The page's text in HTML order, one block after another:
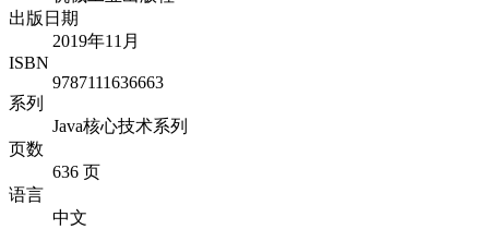
出版日期
2019年11月
ISBN
9787111636663
系列
Java核心技术系列
页数
636 页
语言
中文